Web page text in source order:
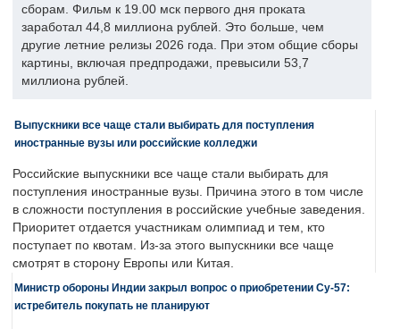
сборам. Фильм к 19.00 мск первого дня проката
заработал 44,8 миллиона рублей. Это больше, чем
другие летние релизы 2026 года. При этом общие сборы
картины, включая предпродажи, превысили 53,7
миллиона рублей.
Выпускники все чаще стали выбирать для поступления
иностранные вузы или российские колледжи
Российские выпускники все чаще стали выбирать для
поступления иностранные вузы. Причина этого в том числе
в сложности поступления в российские учебные заведения.
Приоритет отдается участникам олимпиад и тем, кто
поступает по квотам. Из-за этого выпускники все чаще
смотрят в сторону Европы или Китая.
Министр обороны Индии закрыл вопрос о приобретении Су-57:
истребитель покупать не планируют